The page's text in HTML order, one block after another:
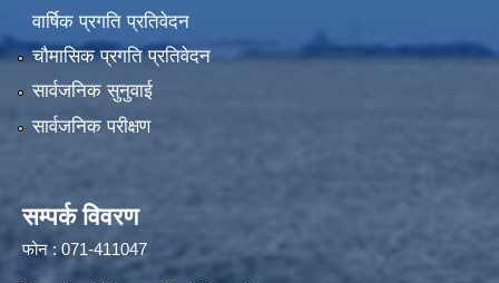
वार्षिक प्रगति प्रतिवेदन
चौमासिक प्रगति प्रतिवेदन
सार्वजनिक सुनुवाई
सार्वजनिक परीक्षण
सम्पर्क विवरण
फोन : 071-411047